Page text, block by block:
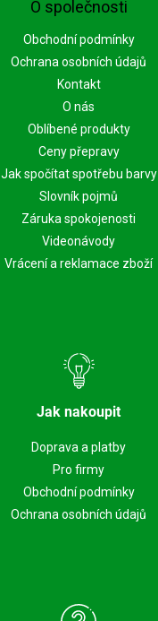
O společnosti
Obchodní podmínky
Ochrana osobních údajů
Kontakt
O nás
Oblíbené produkty
Ceny přepravy
Jak spočítat spotřebu barvy
Slovník pojmů
Záruka spokojenosti
Videonávody
Vrácení a reklamace zboží
Jak nakoupit
Doprava a platby
Pro firmy
Obchodní podmínky
Ochrana osobních údajů